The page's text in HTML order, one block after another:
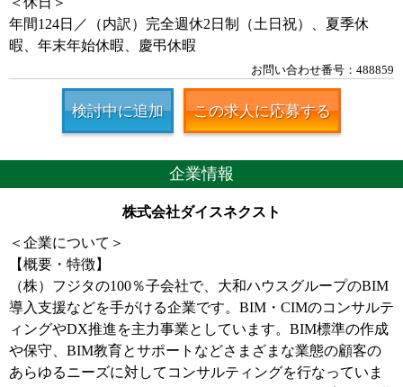
年間124日／（内訳）完全週休2日制（土日祝）、夏季休
暇、年末年始休暇、慶弔休暇
お問い合わせ番号：488859
検討中に追加 この求人に応募する
企業情報
株式会社ダイスネクスト
＜企業について＞
【概要・特徴】
（株）フジタの100％子会社で、大和ハウスグループのBIM
導入支援などを手がける企業です。BIM・CIMのコンサルテ
ィングやDX推進を主力事業としています。BIM標準の作成
や保守、BIM教育とサポートなどさまざまな業態の顧客の
あらゆるニーズに対してコンサルティングを行なっていま